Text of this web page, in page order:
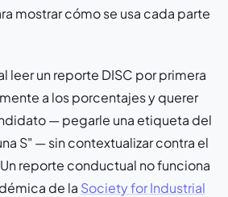
mostrar cómo se usa cada parte
leer un reporte DISC por primera
a los porcentajes y querer
— pegarle una etiqueta del
S" — sin contextualizar contra el
reporte conductual no funciona
de la Society for Industrial